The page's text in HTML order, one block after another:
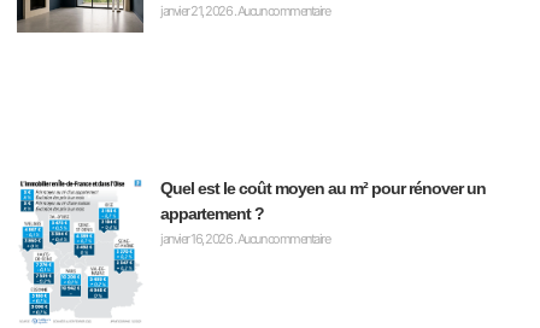
janvier 21, 2026 Aucun commentaire
Quel est le coût moyen au m² pour rénover un
appartement ?
janvier 16, 2026 Aucun commentaire